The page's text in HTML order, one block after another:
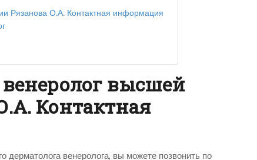
Рязанова О.А. Контактная информация
высшей
Контактная
дерматолога венеролога, вы можете позвонить по